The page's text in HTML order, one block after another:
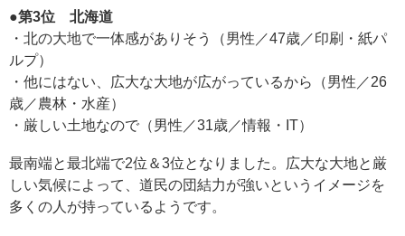
●第3位 北海道
・北の大地で一体感がありそう（男性／47歳／印刷・紙パ
ルプ）
・他にはない、広大な大地が広がっているから（男性／26
歳／農林・水産）
・厳しい土地なので（男性／31歳／情報・IT）
最南端と最北端で2位＆3位となりました。広大な大地と厳
しい気候によって、道民の団結力が強いというイメージを
多くの人が持っているようです。